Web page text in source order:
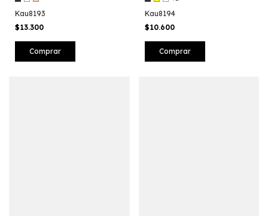
Kau8193
$13.300
Comprar
Kau8194
$10.600
Comprar